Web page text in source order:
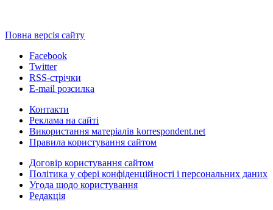
Повна версія сайту
Facebook
Twitter
RSS-стрічки
E-mail розсилка
Контакти
Реклама на сайті
Використання матеріалів korrespondent.net
Правила користування сайтом
Договір користування сайтом
Політика у сфері конфіденційності і персональних даних
Угода щодо користування
Редакція